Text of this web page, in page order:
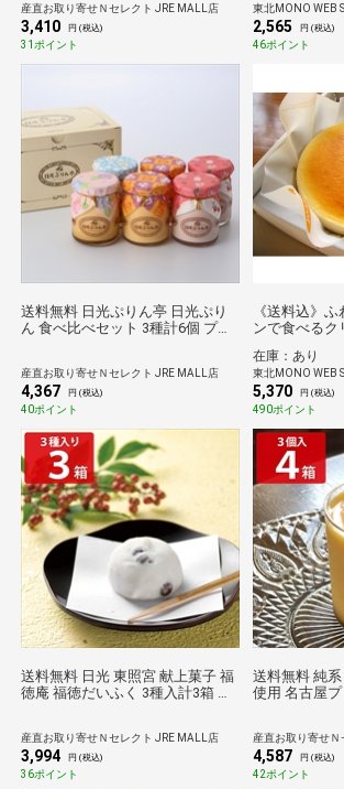
産直お取り寄せＮセレクト JRE MALL店
3,410 円 (税込)
31ポイント
東北MONO WEB
2,565 円 (税込)
46ポイント
送料無料 日光ぷりん亭 日光ぷり
ん 食べ比べセット 3種計6個 プリ
方・沖縄県・離島 配送不可】
産直お取り寄せＮセレクト JRE MALL店
4,367 円 (税込)
40ポイント
《送料込》
ンで食べるク
在庫：あり
東北MONO WEB
5,370 円 (税込)
490ポイント
送料無料 日光 東照宮 献上菓子 福
徳庵 福徳だいふく 3種入計3箱 大
産直お取り寄せＮセレクト JRE MALL店
3,994 円 (税込)
36ポイント
送料無料 純
使用 名古屋
産直お取り寄せ
4,587 円 (税込)
42ポイント